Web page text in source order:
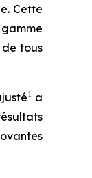
Cette
tous
1a